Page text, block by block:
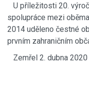
U příležitosti 20.
spolupráce mezi
2014 uděleno čestné
prvním zahraničním
Zemřel 2. dubna